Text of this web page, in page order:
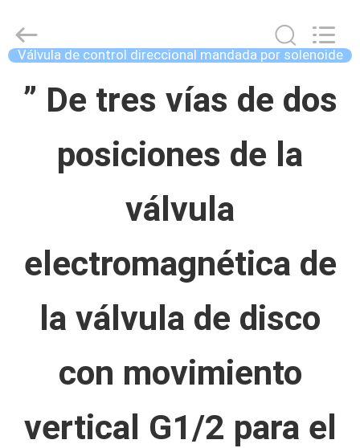
HOGAR
PRODUCTOS
NOSOTROS
VIAJE
FÁBRICA
Online
Market.
All
Reserved.
Developed
Válvula de control direccional mandada por solenoide
” De tres vías de dos
posiciones de la
válvula
electromagnética de
la válvula de disco
con movimiento
vertical G1/2 para el